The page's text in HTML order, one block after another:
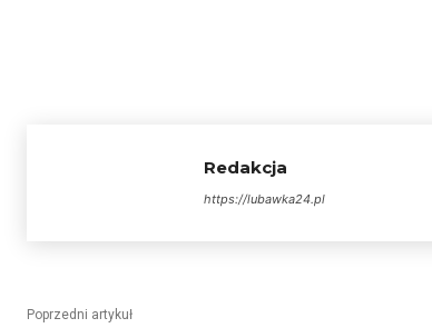
Redakcja
https://lubawka24.pl
Poprzedni artykuł